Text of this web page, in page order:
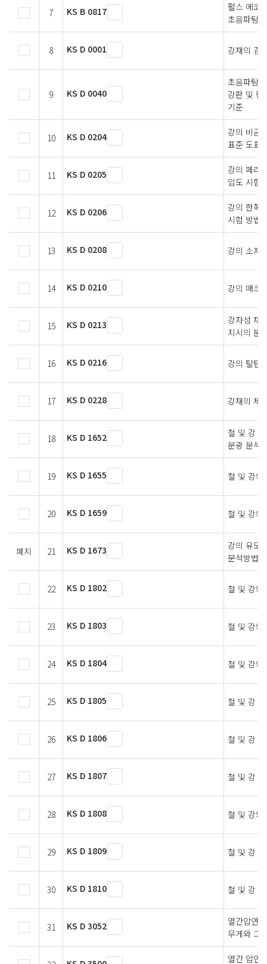
7 KS B 0817
펄스 에코
초음파탐
8 KS D 0001 강재의 검
9 KS D 0040
초음파탐
강판 및 평
기준
10 KS D 0204
강의 비금
표준 도표
11 KS D 0205
강의 페라
입도 시험
12 KS D 0206
강의 한쪽
시험 방법(
13 KS D 0208 강의 소지
14 KS D 0210 강의 매크
15 KS D 0213
강자성 재
지시의 분
16 KS D 0216 강의 탈탄
17 KS D 0228 강재의 제
18 KS D 1652
철 및 강 —
분광 분석
19 KS D 1655 철 및 강의
20 KS D 1659 철 및 강의
폐지 21 KS D 1673
강의 유도
분석방법
22 KS D 1802 철 및 강의
23 KS D 1803 철 및 강의
24 KS D 1804 철 및 강의
25 KS D 1805 철 및 강 —
26 KS D 1806 철 및 강 —
27 KS D 1807 철 및 강 —
28 KS D 1808 철 및 강의
29 KS D 1809 철 및 강 —
30 KS D 1810 철 및 강 —
31 KS D 3052
열간압연
무게와 그
열간 압연